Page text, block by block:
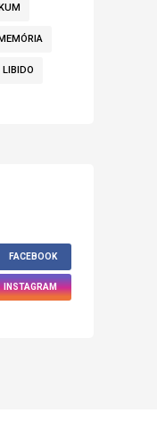
LIBIDO
FACEBOOK
INSTAGRAM